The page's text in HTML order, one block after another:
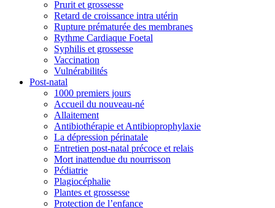
Prurit et grossesse
Retard de croissance intra utérin
Rupture prématurée des membranes
Rythme Cardiaque Foetal
Syphilis et grossesse
Vaccination
Vulnérabilités
Post-natal
1000 premiers jours
Accueil du nouveau-né
Allaitement
Antibiothérapie et Antibioprophylaxie
La dépression périnatale
Entretien post-natal précoce et relais
Mort inattendue du nourrisson
Pédiatrie
Plagiocéphalie
Plantes et grossesse
Protection de l’enfance